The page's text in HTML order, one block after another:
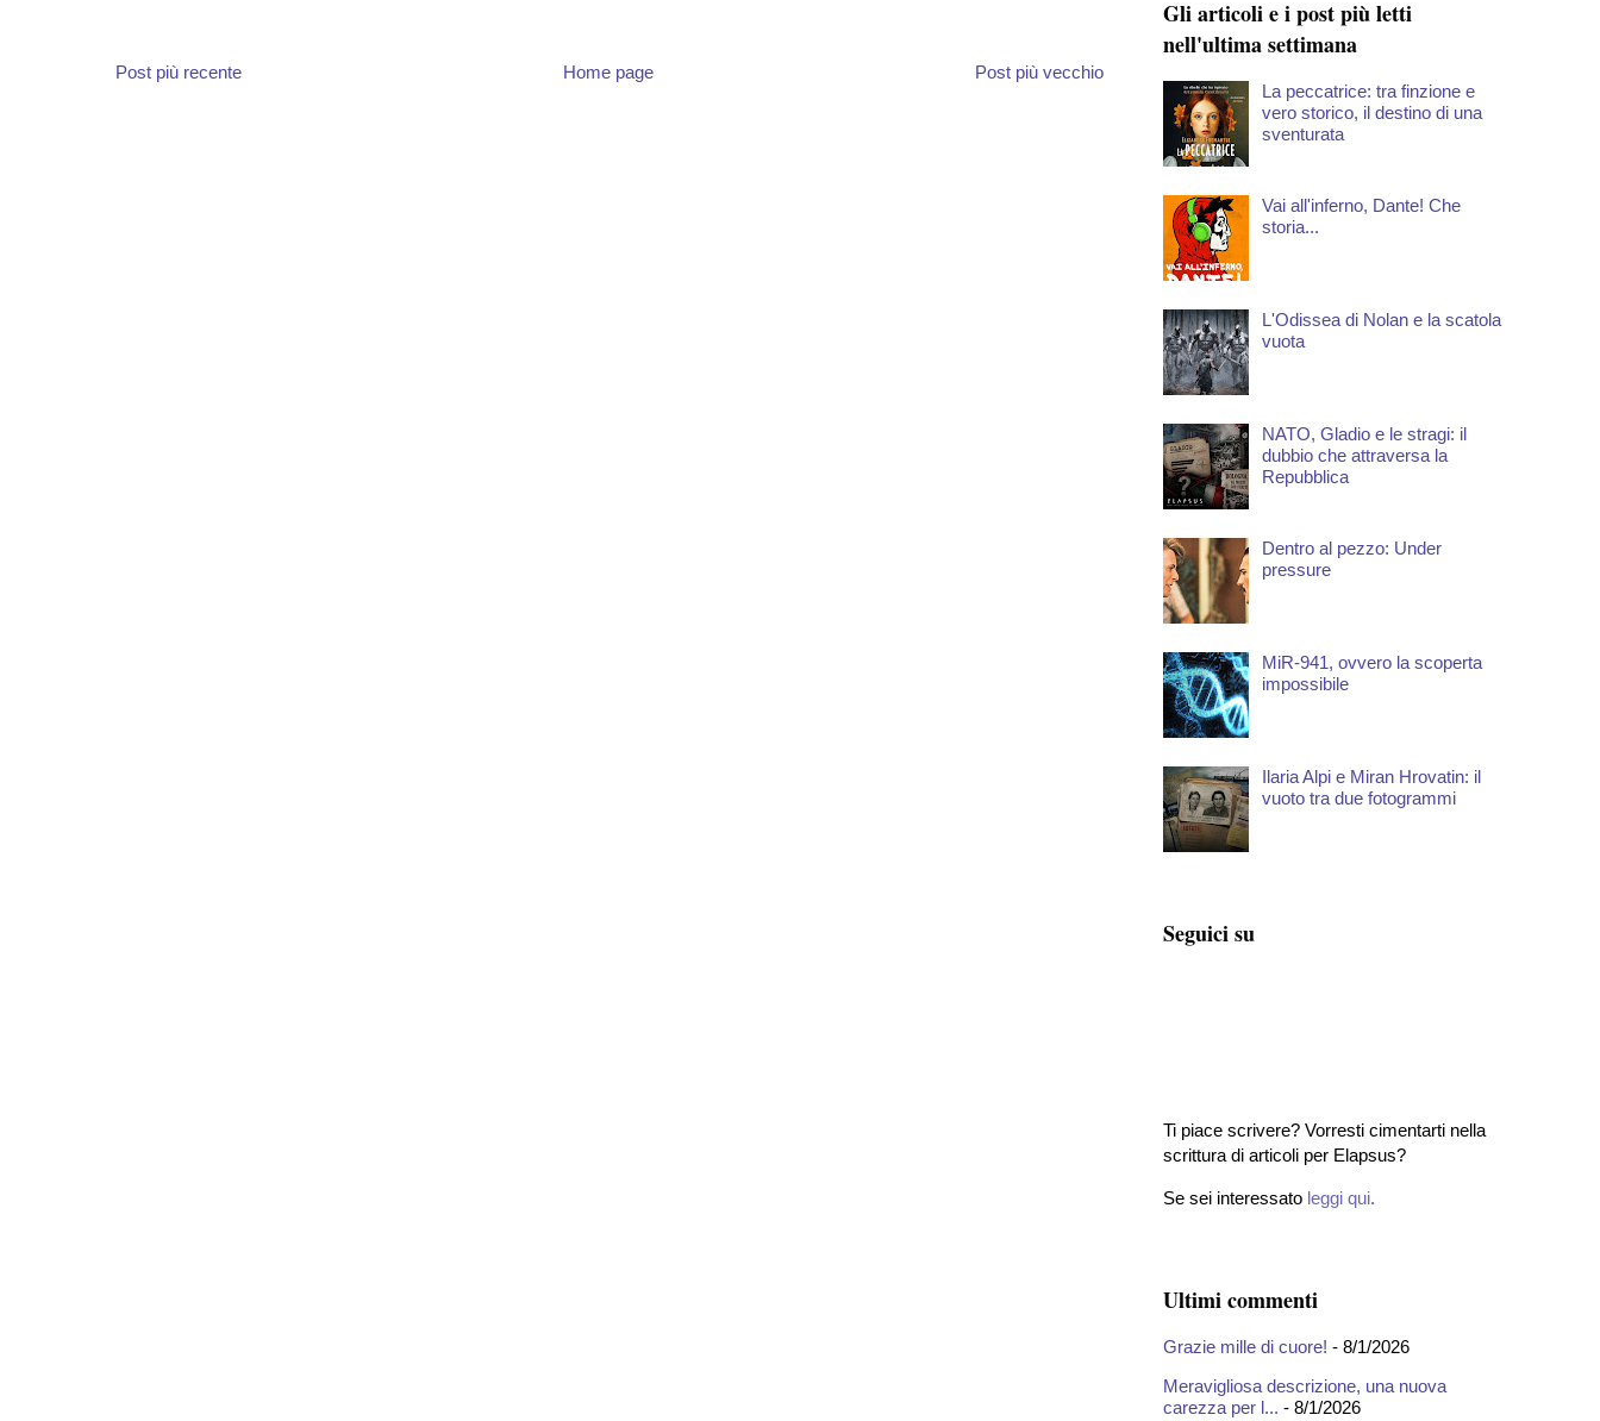
Post più recente Post più vecchio
Home page
Gli articoli e i post più letti
nell'ultima settimana
La peccatrice: tra finzione e
vero storico, il destino di una
sventurata
Vai all'inferno, Dante! Che
storia...
L'Odissea di Nolan e la scatola
vuota
NATO, Gladio e le stragi: il
dubbio che attraversa la
Repubblica
Dentro al pezzo: Under
pressure
MiR-941, ovvero la scoperta
impossibile
Ilaria Alpi e Miran Hrovatin: il
vuoto tra due fotogrammi
Seguici su
Ti piace scrivere? Vorresti cimentarti nella
scrittura di articoli per Elapsus?
Se sei interessato leggi qui.
Ultimi commenti
Grazie mille di cuore! - 8/1/2026
Meravigliosa descrizione, una nuova
carezza per l... - 8/1/2026